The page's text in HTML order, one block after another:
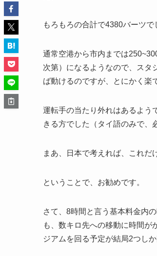
もろもろの合計で4380バーツ
通常空港から市内までは
次第）になるようなので、スタ
ば動けるのですが、とにかく楽
運転手の当たり外れはあるよう
きる方でした（タイ語のみで、
まあ、日本で考えれば、これだ
ということで、お勧めです。
さて、8時間と言う基本料金内
も、数キロ先への移動に時間が
ジアムを回る予定が結局2つし